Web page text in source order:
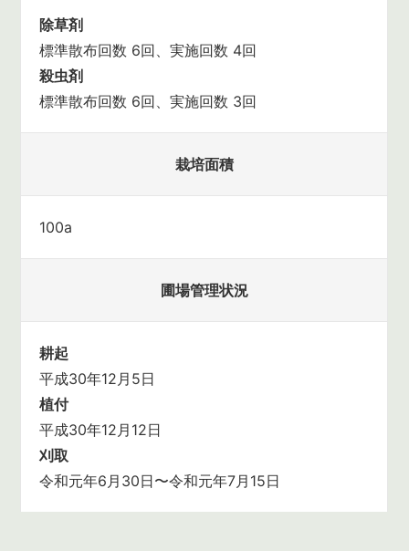
除草剤
標準散布回数 6回、実施回数 4回
殺虫剤
標準散布回数 6回、実施回数 3回
栽培面積
100a
圃場管理状況
耕起
平成30年12月5日
植付
平成30年12月12日
刈取
令和元年6月30日〜令和元年7月15日